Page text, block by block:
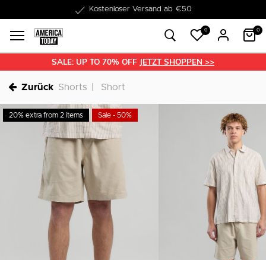
1-3 Werktage Lieferzeit
0 0
SALE: UP TO 70% OFF JETZT SHOPPEN >>
Zurück Shorts Short
20% extra from 2 items Sale - 50%